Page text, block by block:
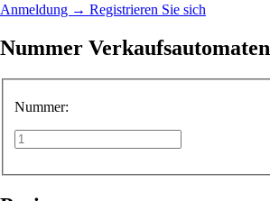
Anmeldung → Registrieren Sie sich
Nummer Verkaufsautomaten
Nummer: